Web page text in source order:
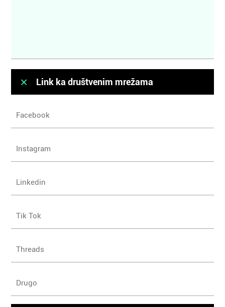
Link ka društvenim mrežama